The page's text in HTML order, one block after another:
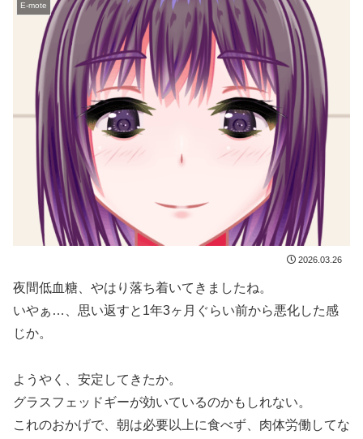
E-mote
2026.03.26
夜間低血糖、やはり落ち着いてきましたね。
いやぁ…、思い返すと1年3ヶ月ぐらい前から悪化した感
じか。
ようやく、安定してきたか。
グラスフェッドギーが効いているのかもしれない。
これのおかげで、朝は必要以上に食べず、肉体労働してな